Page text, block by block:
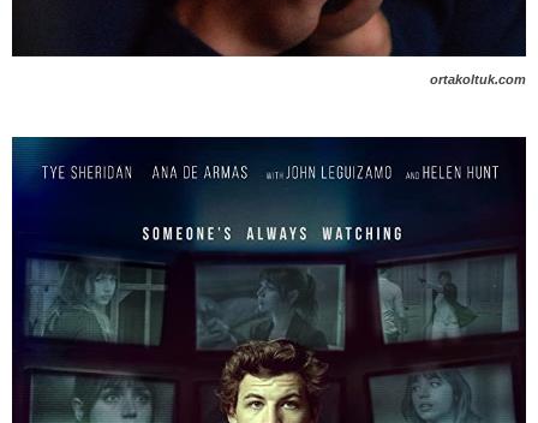
ortakoltuk.com